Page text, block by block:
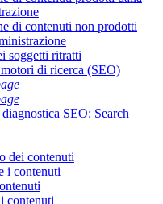
di contenuti non prodotti
soggetti ritratti
di ricerca (SEO)
SEO: Search
dei contenuti
i contenuti
contenuti